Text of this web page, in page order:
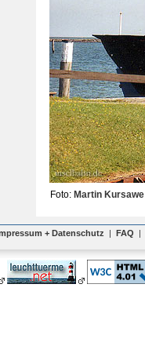
Foto: Martin Kursawe
+ Datenschutz | FAQ |